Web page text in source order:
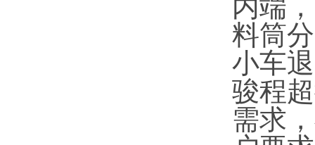
内端
料筒
小车
骏程
需求